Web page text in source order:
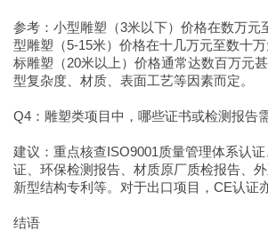
参考：小型雕塑（3米以下）价格在数万元
型雕塑（5-15米）价格在十几万元至数十
标雕塑（20米以上）价格通常达数百万元
型复杂度、材质、表面工艺等因素而定。
Q4：雕塑类项目中，哪些证书或检测报告
建议：重点核查ISO9001质量管理体系认
证、环保检测报告、材质原厂质检报告、
新型结构专利等。对于出口项目，CE认证
结语